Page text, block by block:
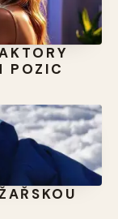
POZIC